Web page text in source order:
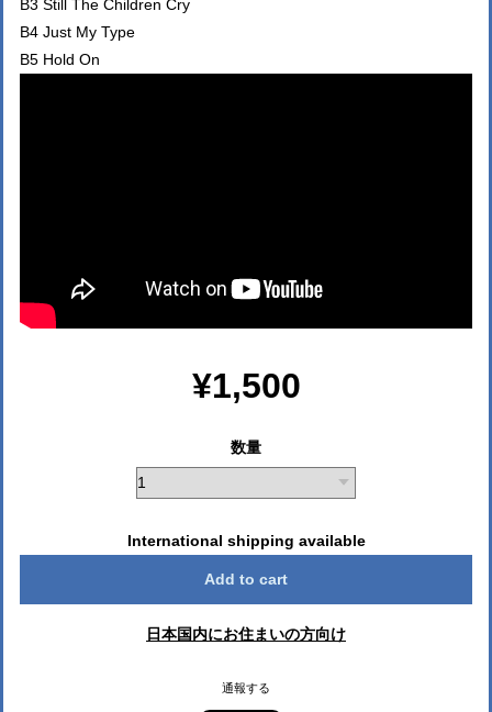
B3 Still The Children Cry
B4 Just My Type
B5 Hold On
¥1,500
数量
International shipping available
Add to cart
日本国内にお住まいの方向け
通報する